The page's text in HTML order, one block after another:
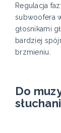
Regulacja
subwoofera
głośnikami
bardziej
brzmieniu.
Do